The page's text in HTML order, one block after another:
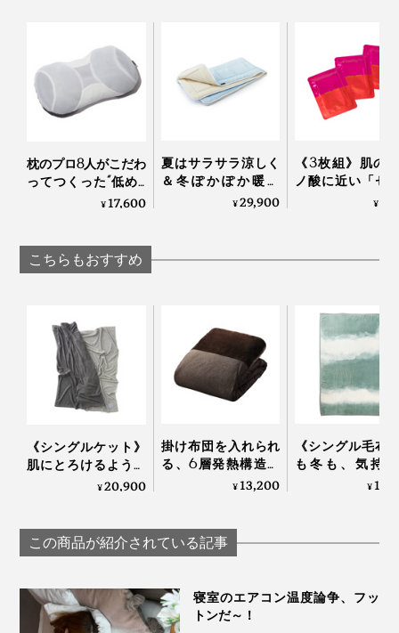
枕のプロ8人がこだわ
ってつくった“低め3
センチ”の究極の枕｜
¥17,600
夏はサラサラ涼しく
＆冬ぽかぽか暖か
い、敷くだけ「体圧
¥29,900
《3枚組》肌の
ノ酸に近い「セ
ン」たっぷり！“
¥
こちらもおすすめ
《シングルケット》
肌にとろけるような
柔らかさ…コットンだ
「GRAU」｜
LOOM&SPOOL
¥20,900
掛け布団を入れられ
る、6層発熱構造の
「オールインワン毛
¥13,200
《シングル毛布
も冬も、気持
い！綿毛布の自
¥
この商品が紹介されている記事
寝室のエアコン温度論争、フッ
トンだ～！